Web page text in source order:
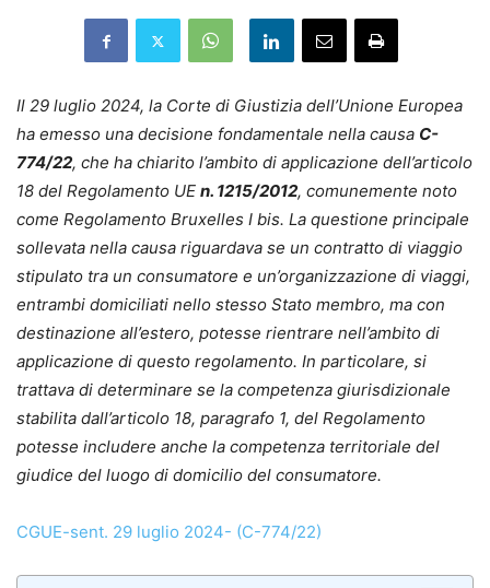
Il 29 luglio 2024, la Corte di Giustizia dell’Unione Europea
ha emesso una decisione fondamentale nella causa C-
774/22, che ha chiarito l’ambito di applicazione dell’articolo
18 del Regolamento UE n. 1215/2012, comunemente noto
come Regolamento Bruxelles I bis. La questione principale
sollevata nella causa riguardava se un contratto di viaggio
stipulato tra un consumatore e un’organizzazione di viaggi,
entrambi domiciliati nello stesso Stato membro, ma con
destinazione all’estero, potesse rientrare nell’ambito di
applicazione di questo regolamento. In particolare, si
trattava di determinare se la competenza giurisdizionale
stabilita dall’articolo 18, paragrafo 1, del Regolamento
potesse includere anche la competenza territoriale del
giudice del luogo di domicilio del consumatore.
CGUE-sent. 29 luglio 2024- (C-774/22)